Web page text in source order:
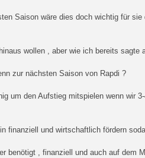
Saison wäre dies doch wichtig für
wollen , aber wie ich bereits sagte
zur nächsten Saison von Rapdi ?
um den Aufstieg mitspielen wenn wir
finanziell und wirtschaftlich fördern
benötigt , finanziell und auch auf dem